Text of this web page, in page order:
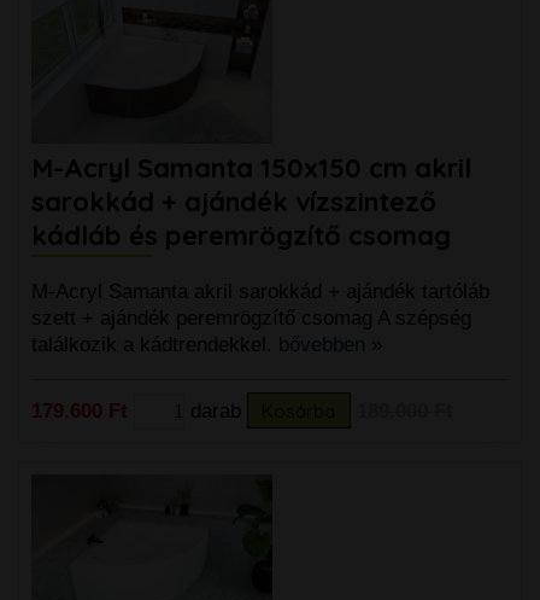
M-Acryl Samanta 150x150 cm akril
sarokkád + ajándék vízszintező
kádláb és peremrögzítő csomag
M-Acryl Samanta akril sarokkád + ajándék tartóláb
szett + ajándék peremrögzítő csomag A szépség
találkozik a kádtrendekkel.
bővebben »
179.600 Ft darab